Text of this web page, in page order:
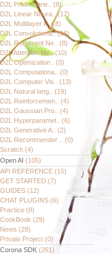
D2L Preliminarie.. (8)
D2L Linear Neura..(17)
D2L Multilayer P..(8)
D2L Convolutiona..(16)
D2L Recurrent Ne.. (8)
D2L Attention Me..(10)
D2L Optimization.. (0)
D2L Computationa.. (0)
D2L Computer Vis.. (13)
D2L Natural lang.. (19)
D2L Reinforcemen.. (4)
D2L Gaussian Pro.. (4)
D2L Hyperparamet.. (6)
D2L Generative A.. (2)
D2L Recommender .. (0)
Scratch (4)
Open AI (105)
API REFERENCE (15)
GET STARTED (7)
GUIDES (12)
CHAT PLUGINS (6)
Practice (8)
CookBook (29)
News (28)
Private Project (0)
Corona SDK (261)